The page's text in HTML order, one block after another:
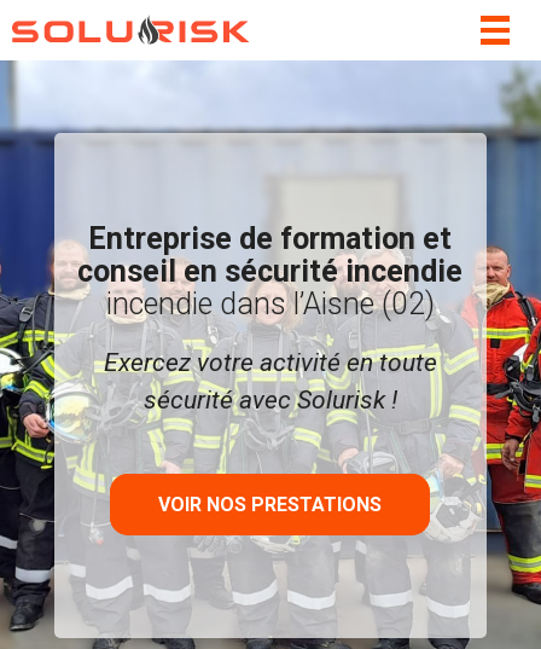
Entreprise de formation et
conseil en sécurité incendie
incendie dans l’Aisne (02)
Exercez votre activité en toute
sécurité avec Solurisk !
VOIR NOS PRESTATIONS